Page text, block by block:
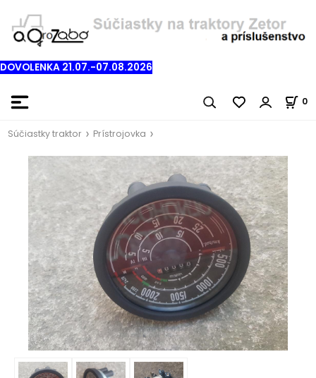
DOVOLENKA 21.07.-07.08.2026
0
Súčiastky traktor Prístrojovka